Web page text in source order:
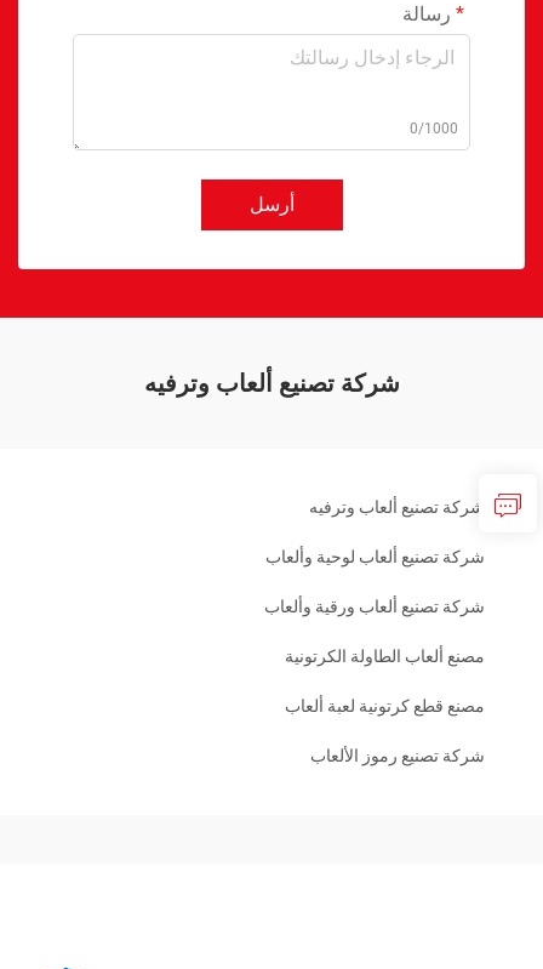
رسالة
0/1000
أرسل
شركة تصنيع ألعاب وترفيه
شركة تصنيع ألعاب وترفيه
شركة تصنيع ألعاب لوحية وألعاب
شركة تصنيع ألعاب ورقية وألعاب
مصنع ألعاب الطاولة الكرتونية
مصنع قطع كرتونية لعبة ألعاب
شركة تصنيع رموز الألعاب